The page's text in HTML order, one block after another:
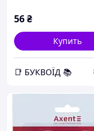
56₴
Купить
📑 БУКВОЇД 📚